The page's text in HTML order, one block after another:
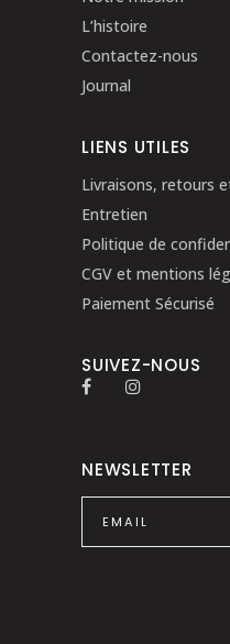
L’histoire
Contactez-nous
Journal
LIENS UTILES
Livraisons, retours
Entretien
Politique de
CGV et mentions
Paiement Sécurisé
SUIVEZ-NOUS
NEWSLETTER